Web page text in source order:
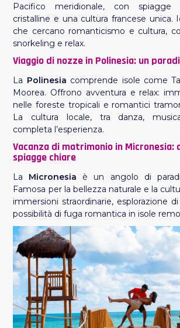
Pacifico meridionale, con spiagge
cristalline e una cultura francese unica.
che cercano romanticismo e cultura,
snorkeling e relax.
Viaggio di nozze in Polinesia: un
La Polinesia comprende isole come
Moorea. Offrono avventura e relax:
nelle foreste tropicali e romantici
La cultura locale, tra danza,
completa l’esperienza.
Vacanza di matrimonio in Micronesia:
spiagge chiare
La Micronesia è un angolo di
Famosa per la bellezza naturale e la
immersioni straordinarie, esplorazione
possibilità di fuga romantica in isole